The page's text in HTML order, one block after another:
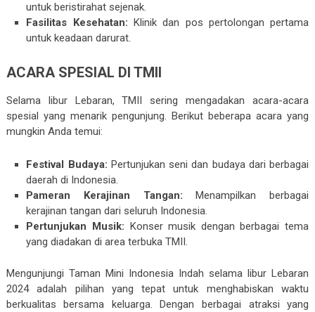
untuk beristirahat sejenak.
Fasilitas Kesehatan: Klinik dan pos pertolongan pertama
untuk keadaan darurat.
ACARA SPESIAL DI TMII
Selama libur Lebaran, TMII sering mengadakan acara-acara
spesial yang menarik pengunjung. Berikut beberapa acara yang
mungkin Anda temui:
Festival Budaya: Pertunjukan seni dan budaya dari berbagai
daerah di Indonesia.
Pameran Kerajinan Tangan: Menampilkan berbagai
kerajinan tangan dari seluruh Indonesia.
Pertunjukan Musik: Konser musik dengan berbagai tema
yang diadakan di area terbuka TMII.
Mengunjungi Taman Mini Indonesia Indah selama libur Lebaran
2024 adalah pilihan yang tepat untuk menghabiskan waktu
berkualitas bersama keluarga. Dengan berbagai atraksi yang